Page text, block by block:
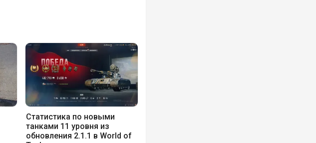
Статистика по новыми
танками 11 уровня из
обновления 2.1.1 в World of